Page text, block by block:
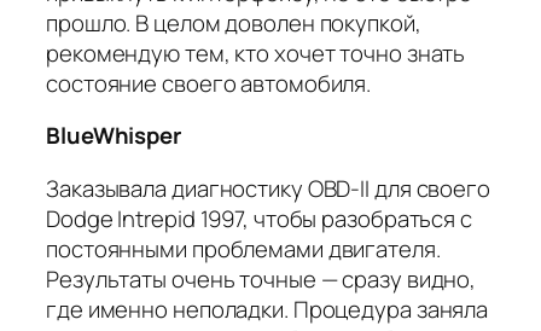
прошло. В целом доволен покупкой,
рекомендую тем, кто хочет точно знать
состояние своего автомобиля.
BlueWhisper
Заказывала диагностику OBD-II для своего
Dodge Intrepid 1997, чтобы разобраться с
постоянными проблемами двигателя.
Результаты очень точные — сразу видно,
где именно неполадки. Процедура заняла